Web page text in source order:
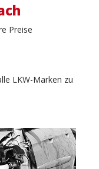
Preise
LKW-Marken zu